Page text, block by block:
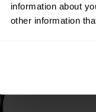
information about
other information